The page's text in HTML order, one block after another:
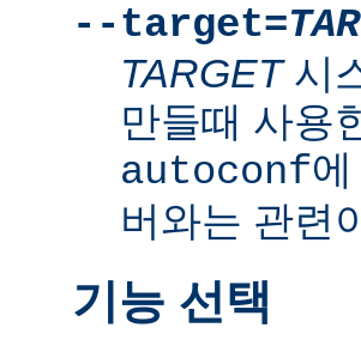
--target=
TARGET시
만들때 사용
autoconf
버와는 관련
기능 선택